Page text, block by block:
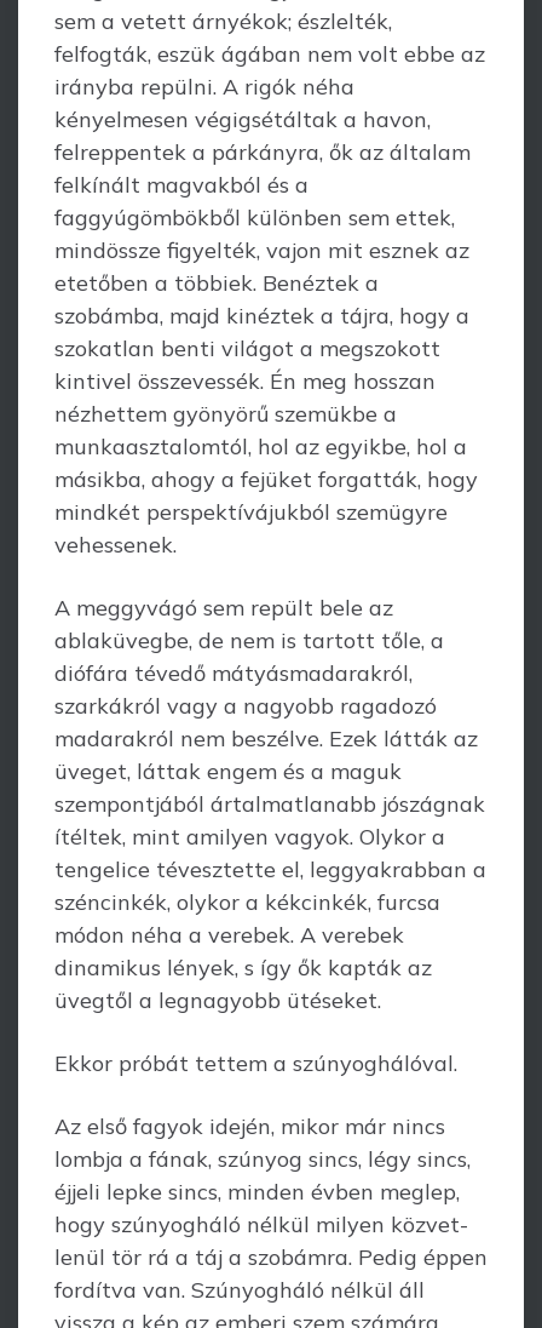
sem a vetett árnyékok; észlelték,
felfogták, eszük ágában nem volt ebbe az
irányba repülni. A rigók néha
kényelmesen végigsétáltak a havon,
felreppentek a párkányra, ők az általam
felkínált magvakból és a
faggyúgömbökből különben sem ettek,
mindössze figyelték, vajon mit esznek az
etetőben a többiek. Benéztek a
szobámba, majd kinéztek a tájra, hogy a
szokatlan benti világot a megszokott
kintivel össze­vessék. Én meg hosszan
nézhettem gyönyörű szemükbe a
munkaasztalomtól, hol az egyikbe, hol a
másikba, ahogy a fejüket forgatták, hogy
mindkét perspektívájukból szemügyre
vehessenek.
A meggyvágó sem repült bele az
ablaküvegbe, de nem is tartott tőle, a
diófára tévedő mátyásmadarakról,
szarkákról vagy a nagyobb ragadozó
madarakról nem beszélve. Ezek látták az
üveget, láttak engem és a maguk
szempontjából ártalmat­lanabb jószágnak
ítéltek, mint amilyen vagyok. Olykor a
tengelice tévesztette el, leggyakrabban a
széncinkék, olykor a kékcinkék, furcsa
módon néha a verebek. A verebek
dinamikus lények, s így ők kapták az
üvegtől a legnagyobb ütéseket.
Ekkor próbát tettem a szúnyoghálóval.
Az első fagyok idején, mikor már nincs
lombja a fának, szúnyog sincs, légy sincs,
éjjeli lepke sincs, minden évben meglep,
hogy szúnyogháló nélkül milyen közvet­
lenül tör rá a táj a szobámra. Pedig éppen
fordítva van. Szúnyogháló nélkül áll